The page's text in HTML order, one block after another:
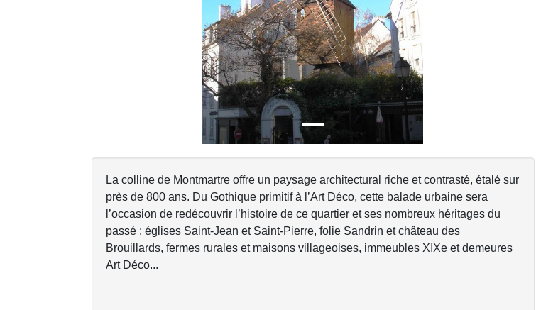
La colline de Montmartre offre un paysage architectural riche et contrasté, étalé sur
près de 800 ans. Du Gothique primitif à l’Art Déco, cette balade urbaine sera
l’occasion de redécouvrir l’histoire de ce quartier et ses nombreux héritages du
passé : églises Saint-Jean et Saint-Pierre, folie Sandrin et château des
Brouillards, fermes rurales et maisons villageoises, immeubles XIXe et demeures
Art Déco...